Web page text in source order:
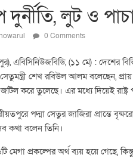
দুর্নীতি, লুট ও
0 Comments
এবিসিনিউজবিডি, (১১ মে) : দেশের
শেখ রবিউল আলম বলেছেন,
করে তুলেছে। এর মধ্যে দিয়েই
পদ্মা সেতুর জাজিরা প্রান্তে
কথা বলেন তিনি।
মেগা প্রকল্পের অর্থ ব্যয় হয়ে গেছে,